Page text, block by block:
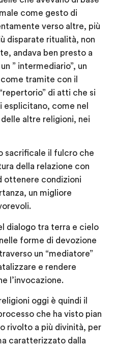
come gesto di
verso altre, più
disparate ritualità, non
andava ben presto a
” intermediario”, un
tramite con il
di atti che si
esplicitano, come nel
altre religioni, nei
sacrificale il fulcro che
della relazione con
ottenere condizioni
un migliore
dialogo tra terra e cielo
forme di devozione
un “mediatore”
e rendere
l’invocazione.
oggi è quindi il
che ha visto pian
rivolto a più divinità, per
caratterizzato dalla